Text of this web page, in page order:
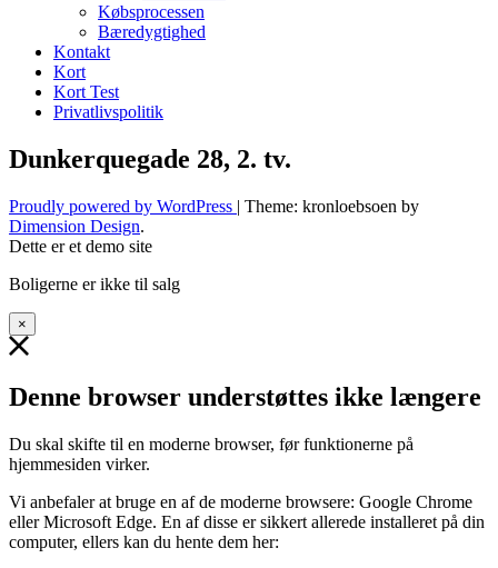
Købsprocessen
Bæredygtighed
Kontakt
Kort
Kort Test
Privatlivspolitik
Dunkerquegade 28, 2. tv.
Proudly powered by WordPress | Theme: kronloebsoen by
Dimension Design.
Dette er et demo site
Boligerne er ikke til salg
×
Denne browser understøttes ikke længere
Du skal skifte til en moderne browser, før funktionerne på
hjemmesiden virker.
Vi anbefaler at bruge en af de moderne browsere: Google Chrome
eller Microsoft Edge. En af disse er sikkert allerede installeret på din
computer, ellers kan du hente dem her: